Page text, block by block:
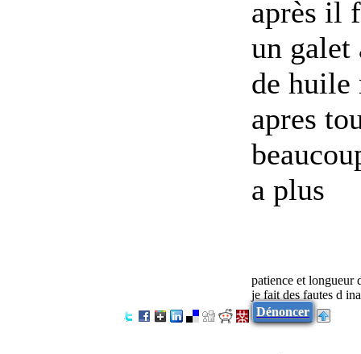
après il
un
de huile
apres
a plus
patience et longueur
je fait des fautes d
Dénoncer